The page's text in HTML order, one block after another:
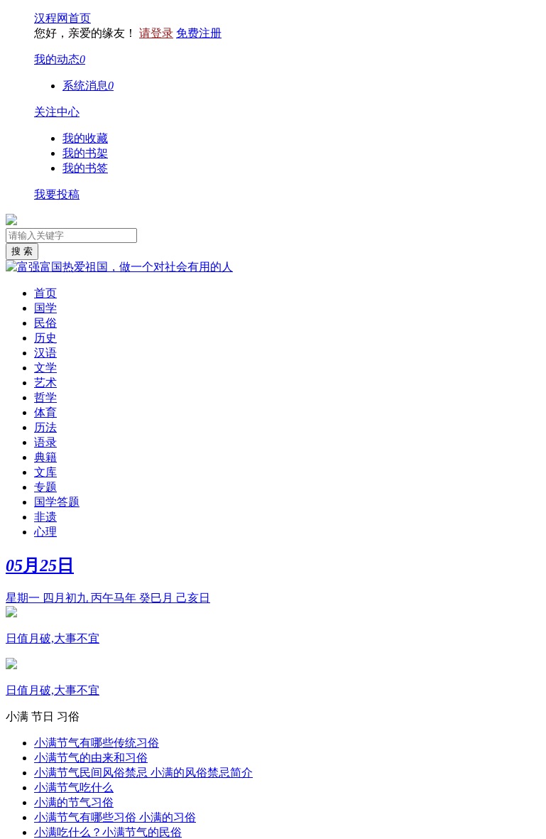
汉程网首页
您好，亲爱的缘友！ 请登录 免费注册
我的动态0
系统消息0
关注中心
我的收藏
我的书架
我的书签
我要投稿
首页
国学
民俗
历史
汉语
文学
艺术
哲学
体育
历法
语录
典籍
文库
专题
国学答题
非遗
心理
05月 25 日
星期一 四月初九 丙午马年 癸巳月 己亥日
日值月破,大事不宜
日值月破,大事不宜
小满 节日 习俗
小满节气有哪些传统习俗
小满节气的由来和习俗
小满节气民间风俗禁忌 小满的风俗禁忌简介
小满节气吃什么
小满的节气习俗
小满节气有哪些习俗 小满的习俗
小满吃什么？小满节气的民俗